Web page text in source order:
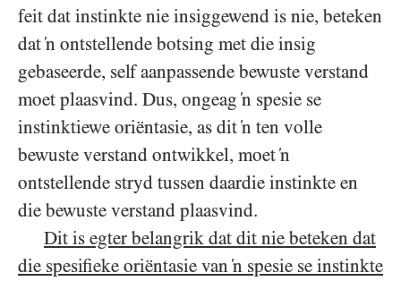
feit dat instinkte nie insiggewend is nie, beteken
dat ‘n ontstellende botsing met die insig
gebaseerde, self aanpassende bewuste verstand
moet plaasvind. Dus, ongeag ‘n spesie se
instinktiewe oriëntasie, as dit ‘n ten volle
bewuste verstand ontwikkel, moet ‘n
ontstellende stryd tussen daardie instinkte en
die bewuste verstand plaasvind.
Dit is egter belangrik dat dit nie beteken dat
die spesifieke oriëntasie van ‘n spesie se instinkte